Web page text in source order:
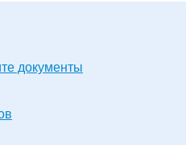
документы